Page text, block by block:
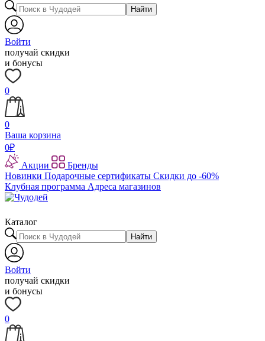
Найти
Войти
получай скидки
и бонусы
0
0
Ваша корзина
0₽
Акции
Бренды
Новинки Подарочные сертификаты Скидки до -60%
Клубная программа Адреса магазинов
Каталог
Найти
Войти
получай скидки
и бонусы
0